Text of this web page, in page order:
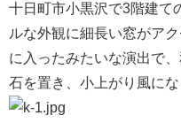
実例集
ブログ
十日町市小黒沢で3階建て
ルな外観に細長い窓がア
に入ったみたいな演出で
石を置き、小上がり風にな